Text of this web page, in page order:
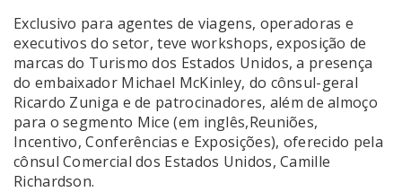
Exclusivo para agentes de viagens, operadoras e
executivos do setor, teve workshops, exposição de
marcas do Turismo dos Estados Unidos, a presença
do embaixador Michael McKinley, do cônsul-geral
Ricardo Zuniga e de patrocinadores, além de almoço
para o segmento Mice (em inglês,Reuniões,
Incentivo, Conferências e Exposições), oferecido pela
cônsul Comercial dos Estados Unidos, Camille
Richardson.